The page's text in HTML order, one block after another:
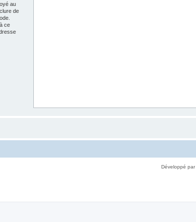
au
de
ce
Développé par